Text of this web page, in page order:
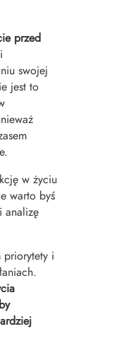
przed
swojej
jest to
w życiu
warto byś
analizę
priorytety i